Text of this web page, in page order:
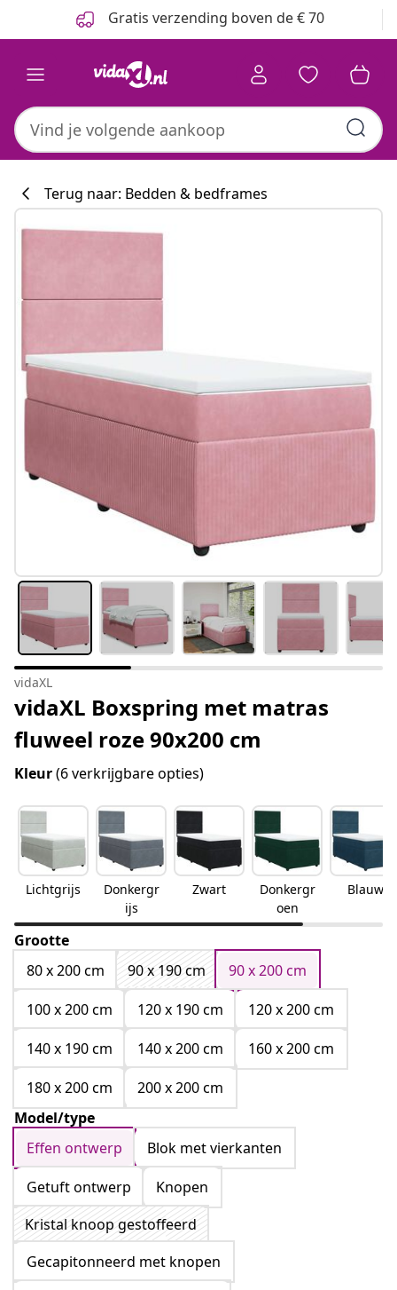
Gratis verzending boven de € 70
Terug naar: Bedden & bedframes
vidaXL
vidaXL Boxspring met matras
fluweel roze 90x200 cm
Kleur(6 verkrijgbare opties)
Lichtgrijs
Donkergr
ijs
Zwart
Donkergr
oen
Blauw
Grootte
80 x 200 cm
90 x 190 cm
90 x 200 cm
100 x 200 cm
120 x 190 cm
120 x 200 cm
140 x 190 cm
140 x 200 cm
160 x 200 cm
180 x 200 cm
200 x 200 cm
Model/type
Effen ontwerp
Blok met vierkanten
Getuft ontwerp
Knopen
Kristal knoop gestoffeerd
Gecapitonneerd met knopen